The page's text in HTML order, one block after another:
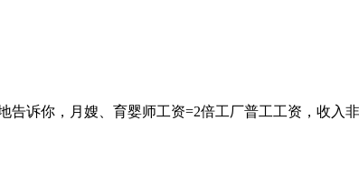
诉你，月嫂、育婴师工资=2倍工厂普工工资，收入